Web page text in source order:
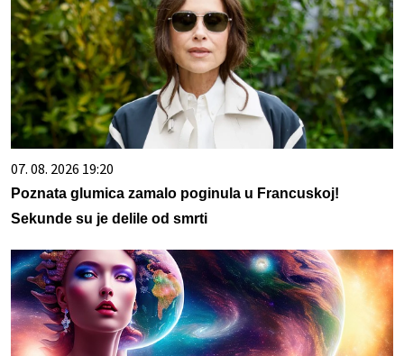
07. 08. 2026 19:20
Poznata glumica zamalo poginula u Francuskoj!
Sekunde su je delile od smrti